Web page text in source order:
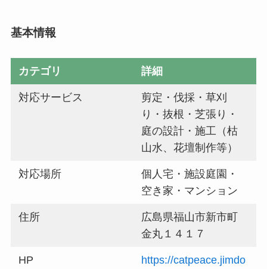
基本情報
カテゴリ 詳細
対応サービス
剪定・伐採・草刈
り・抜根・芝張り・
庭の設計・施工（枯
山水、花壇制作等）
対応場所
個人宅・施設庭園・
空き家・マンション
住所
広島県福山市新市町
金丸１４１７
HP
https://catpeace.jimdo